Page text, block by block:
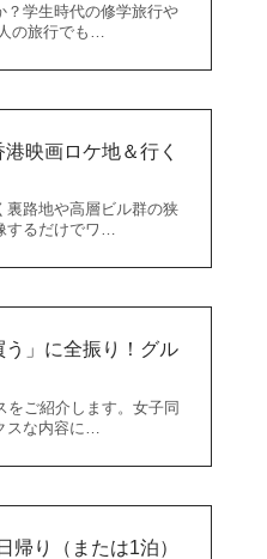
？学生時代の修学旅行や
の旅行でも…
映画ロケ地＆行く
裏路地や高層ビル群の狭
するだけでワ…
う」に全振り！グル
をご紹介します。女子同
スな内容に…
帰り（または1泊）